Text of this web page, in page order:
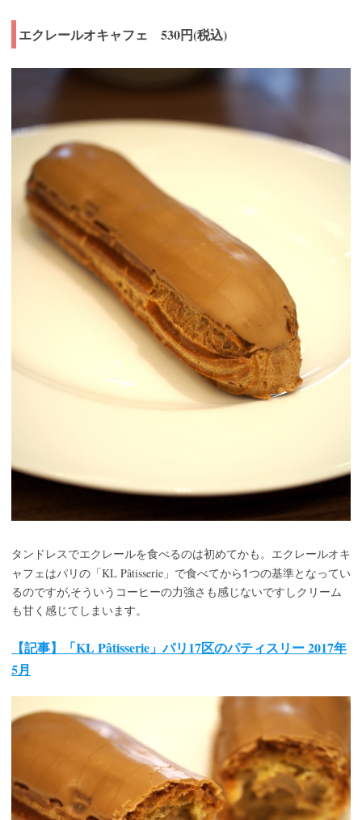
エクレールオキャフェ 530円(税込)
タンドレスでエクレールを食べるのは初めてかも。エクレールオキ
ャフェはパリの「KL Pâtisserie 」で食べてから1つの基準となってい
るのですが,そういうコーヒーの力強さも感じないですしクリーム
も甘く感じてしまいます。
【記事】「KL Pâtisserie」パリ17区のパティスリー 2017年
5月